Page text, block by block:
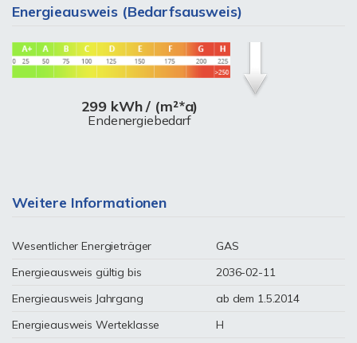
Energieausweis (Bedarfsausweis)
299 kWh / (m²*a)
Endenergiebedarf
Weitere Informationen
Wesentlicher Energieträger
GAS
Energieausweis gültig bis
2036-02-11
Energieausweis Jahrgang
ab dem 1.5.2014
Energieausweis Werteklasse
H